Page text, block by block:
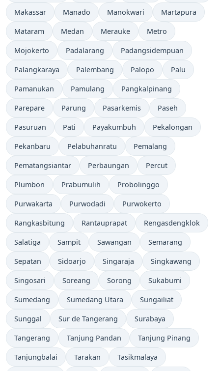
Makassar Manado Manokwari Martapura
Mataram Medan Merauke Metro
Mojokerto Padalarang Padangsidempuan
Palangkaraya Palembang Palopo Palu
Pamanukan Pamulang Pangkalpinang
Parepare Parung Pasarkemis Paseh
Pasuruan Pati Payakumbuh Pekalongan
Pekanbaru Pelabuhanratu Pemalang
Pematangsiantar Perbaungan Percut
Plumbon Prabumulih Probolinggo
Purwakarta Purwodadi Purwokerto
Rangkasbitung Rantauprapat Rengasdengklok
Salatiga Sampit Sawangan Semarang
Sepatan Sidoarjo Singaraja Singkawang
Singosari Soreang Sorong Sukabumi
Sumedang Sumedang Utara Sungailiat
Sunggal Sur de Tangerang Surabaya
Tangerang Tanjung Pandan Tanjung Pinang
Tanjungbalai Tarakan Tasikmalaya